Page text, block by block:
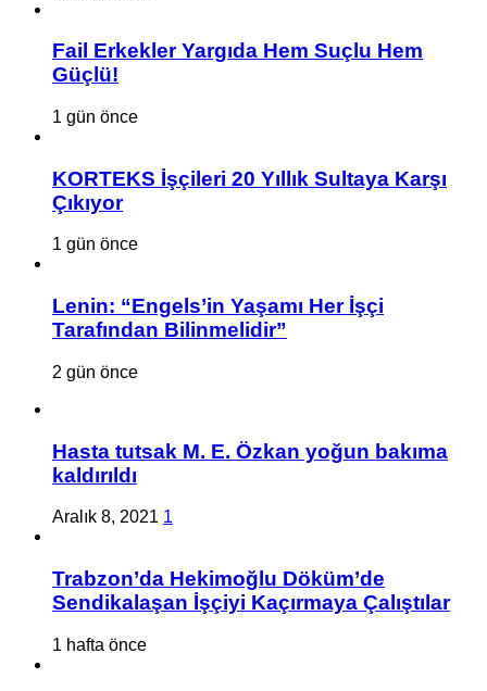
Fail Erkekler Yargıda Hem Suçlu Hem
Güçlü!
1 gün önce
KORTEKS İşçileri 20 Yıllık Sultaya Karşı
Çıkıyor
1 gün önce
Lenin: “Engels’in Yaşamı Her İşçi
Tarafından Bilinmelidir”
2 gün önce
Hasta tutsak M. E. Özkan yoğun bakıma
kaldırıldı
Aralık 8, 2021 1
Trabzon’da Hekimoğlu Döküm’de
Sendikalaşan İşçiyi Kaçırmaya Çalıştılar
1 hafta önce